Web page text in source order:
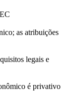
as atribuições
legais e
é privativo